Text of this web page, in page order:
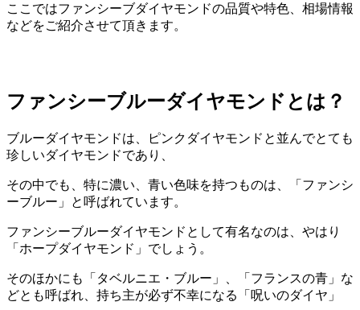
ここではファンシーブダイヤモンドの品質や特色、相場情報
などをご紹介させて頂きます。
ファンシーブルーダイヤモンドとは？
ブルーダイヤモンドは、ピンクダイヤモンドと並んでとても
珍しいダイヤモンドであり、
その中でも、特に濃い、青い色味を持つものは、「ファンシ
ーブルー」と呼ばれています。
ファンシーブルーダイヤモンドとして有名なのは、やはり
「ホープダイヤモンド」でしょう。
そのほかにも「タベルニエ・ブルー」、「フランスの青」な
どとも呼ばれ、持ち主が必ず不幸になる「呪いのダイヤ」